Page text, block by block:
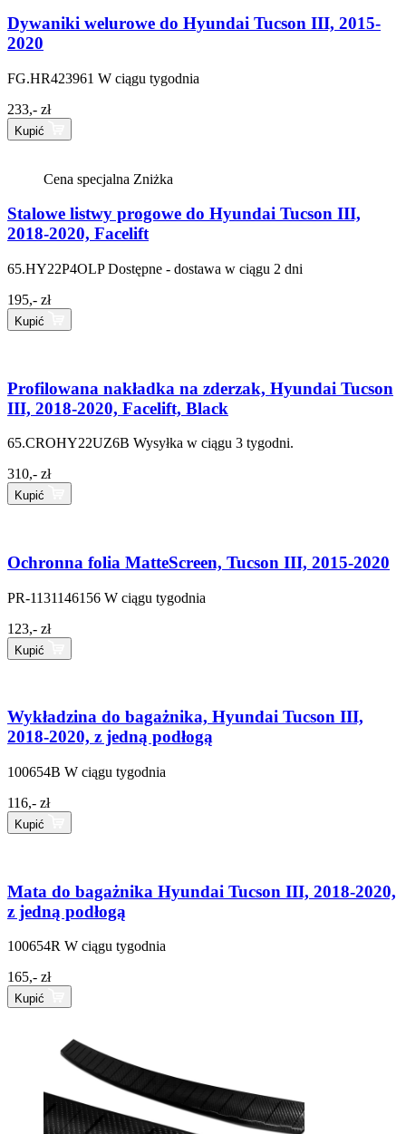
Dywaniki welurowe do Hyundai Tucson III, 2015-
2020
FG.HR423961 W ciągu tygodnia
233,- zł
Kupić
Cena specjalna Zniżka
Stalowe listwy progowe do Hyundai Tucson III,
2018-2020, Facelift
65.HY22P4OLP Dostępne - dostawa w ciągu 2 dni
195,- zł
Kupić
Profilowana nakładka na zderzak, Hyundai Tucson
III, 2018-2020, Facelift, Black
65.CROHY22UZ6B Wysyłka w ciągu 3 tygodni.
310,- zł
Kupić
Ochronna folia MatteScreen, Tucson III, 2015-2020
PR-1131146156 W ciągu tygodnia
123,- zł
Kupić
Wykładzina do bagażnika, Hyundai Tucson III,
2018-2020, z jedną podłogą
100654B W ciągu tygodnia
116,- zł
Kupić
Mata do bagażnika Hyundai Tucson III, 2018-2020,
z jedną podłogą
100654R W ciągu tygodnia
165,- zł
Kupić